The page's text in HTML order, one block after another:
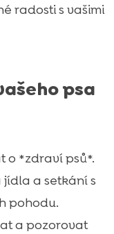
radosti s vašimi
psa
o *zdraví psů*.
a setkání s
pohodu.
a pozorovat